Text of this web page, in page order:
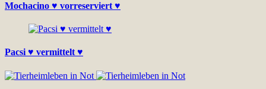
Mochacino ♥ vorreserviert ♥
Pacsi ♥ vermittelt ♥